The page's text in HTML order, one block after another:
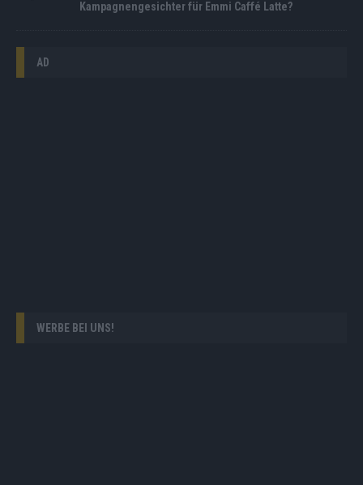
Kampagnengesichter für Emmi Caffé Latte?
AD
WERBE BEI UNS!